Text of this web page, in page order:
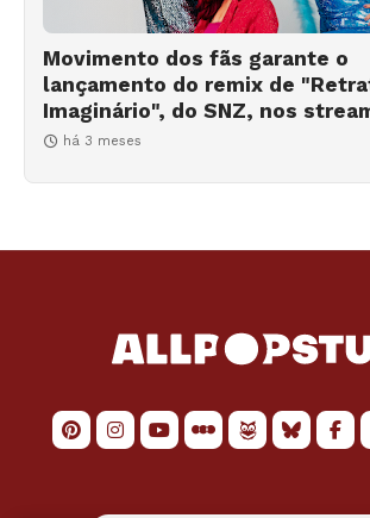
Movimento dos fãs garante o
lançamento do remix de
Imaginário", do SNZ, nos
há 3 meses